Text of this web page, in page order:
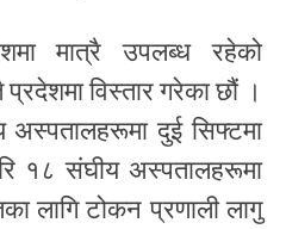
मात्रै उपलब्ध रहेको
विस्तार गरेका छौं ।
दुई सिफ्टमा
१८ संघीय अस्पतालहरूमा
लागि टोकन प्रणाली लागु